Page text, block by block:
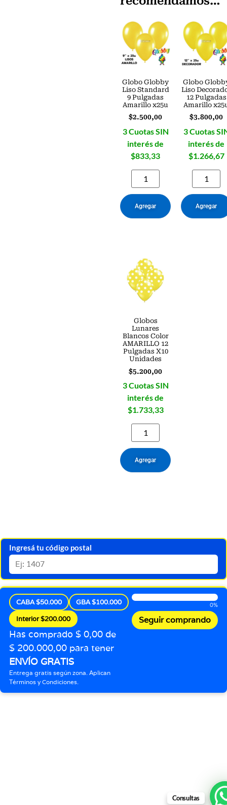
Globo Globby
Liso Standard
9 Pulgadas
Amarillo x25u
$2.500,00
3 Cuotas SIN
interés de
$833,33
Agregar
Globo
Liso
12 Pulgadas
Amarillo
$3.800,00
3 Cuotas
interés de
$1.266,67
Agregar
Globos
Lunares
Blancos Color
AMARILLO 12
Pulgadas X10
Unidades
$5.200,00
3 Cuotas SIN
interés de
$1.733,33
Agregar
Consultas
Ingresá tu código postal
CABA $50.000
GBA $100.000
Interior $200.000
Has comprado $ 0,00 de
$ 200.000,00 para tener
ENVÍO GRATIS
Entrega gratis según zona. Aplican
Términos y Condiciones.
0%
Seguir comprando